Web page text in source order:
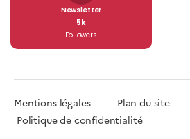
Newsletter
5k
Followers
Mentions légales Plan du site
Politique de confidentialité